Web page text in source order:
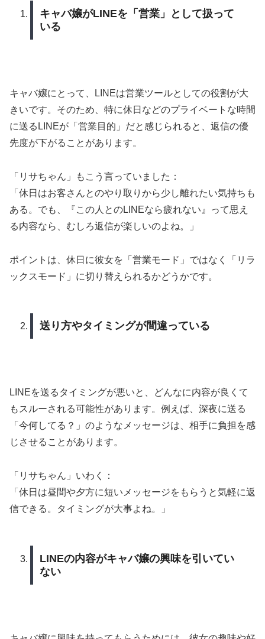
キャバ嬢がLINEを「営業」として扱って
いる
キャバ嬢にとって、LINEは営業ツールとしての役割が大
きいです。そのため、特に休日などのプライベートな時間
に送るLINEが「営業目的」だと感じられると、返信の優
先度が下がることがあります。
「リサちゃん」もこう言っていました：
「休日はお客さんとのやり取りから少し離れたい気持ちも
ある。でも、『この人とのLINEなら疲れない』って思え
る内容なら、むしろ返信が楽しいのよね。」
ポイントは、休日に彼女を「営業モード」ではなく「リラ
ックスモード」に切り替えられるかどうかです。
送り方やタイミングが間違っている
LINEを送るタイミングが悪いと、どんなに内容が良くて
もスルーされる可能性があります。例えば、深夜に送る
「今何してる？」のようなメッセージは、相手に負担を感
じさせることがあります。
「リサちゃん」いわく：
「休日は昼間や夕方に短いメッセージをもらうと気軽に返
信できる。タイミングが大事よね。」
LINEの内容がキャバ嬢の興味を引いてい
ない